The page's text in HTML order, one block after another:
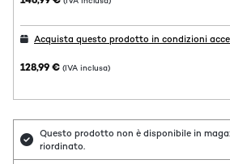
Acquista questo prodotto in condizioni
128,99 € (IVA inclusa)
Questo prodotto non è disponibile in
riordinato.